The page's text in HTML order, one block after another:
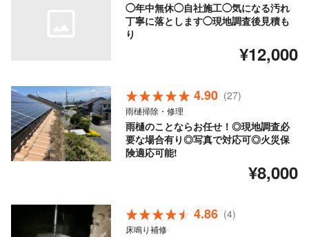
◯年中無休◯自社施工◯気になる汚れ
丁寧に落とします◯現地調査後見積も
り
¥12,000
4.90 (27)
雨樋掃除・修理
雨樋のことならお任せ！◎現地調査必
要な場合有り◎写真で対応可◎火災保
険適応可能!
¥8,000
4.86 (4)
床鳴り補修